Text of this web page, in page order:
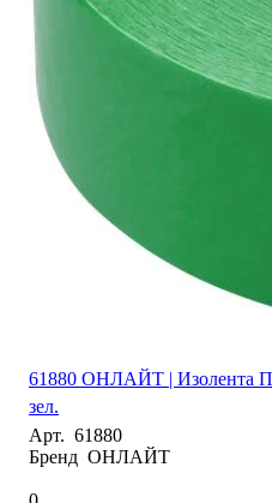
61880 ОНЛАЙТ | Изолента
зел.
Арт. 61880
Бренд ОНЛАЙТ